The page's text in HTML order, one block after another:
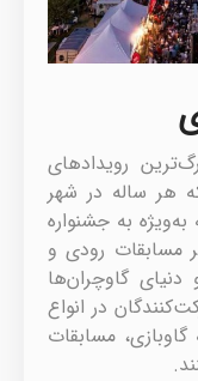
رویدادهای
هر ساله در شهر
به جشنواره
مسابقات رودی و
گاوچران‌ها
در انواع
مسابقات